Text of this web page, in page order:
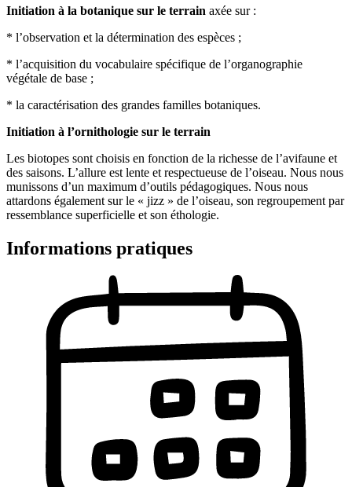
Initiation à la botanique sur le terrain axée sur :
* l’observation et la détermination des espèces ;
* l’acquisition du vocabulaire spécifique de l’organographie
végétale de base ;
* la caractérisation des grandes familles botaniques.
Initiation à l’ornithologie sur le terrain
Les biotopes sont choisis en fonction de la richesse de l’avifaune et
des saisons. L’allure est lente et respectueuse de l’oiseau. Nous nous
munissons d’un maximum d’outils pédagogiques. Nous nous
attardons également sur le « jizz » de l’oiseau, son regroupement par
ressemblance superficielle et son éthologie.
Informations pratiques